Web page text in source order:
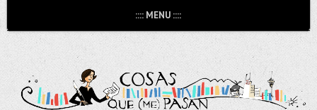
:::: MENU ::::